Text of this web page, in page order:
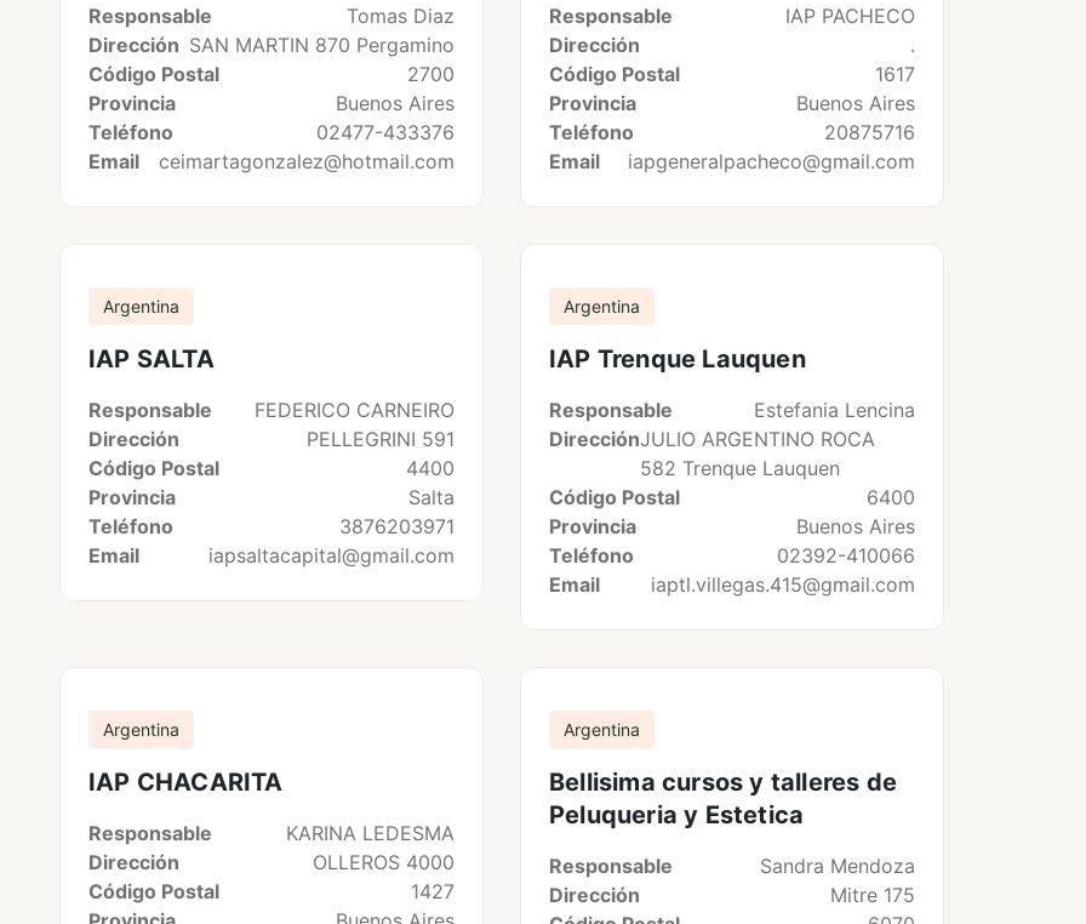
Responsable
Tomas Diaz
Dirección SAN MARTIN 870 Pergamino
Código Postal
2700
Provincia
Buenos Aires
Teléfono
02477-433376
Email
ceimartagonzalez@hotmail.com
Responsable
IAP PACHECO
Dirección
.
Código Postal
1617
Provincia
Buenos Aires
Teléfono
20875716
Email
iapgeneralpacheco@gmail.com
Argentina
IAP SALTA
Responsable
FEDERICO CARNEIRO
Dirección
PELLEGRINI 591
Código Postal
4400
Provincia
Salta
Teléfono
3876203971
Email
iapsaltacapital@gmail.com
Argentina
IAP Trenque Lauquen
Responsable
Estefania Lencina
DirecciónJULIO ARGENTINO ROCA
582 Trenque Lauquen
Código Postal
6400
Provincia
Buenos Aires
Teléfono
02392-410066
Email
iaptl.villegas.415@gmail.com
Argentina
IAP CHACARITA
Responsable
KARINA LEDESMA
Dirección
OLLEROS 4000
Código Postal
1427
Argentina
Bellisima cursos y talleres de
Peluqueria y Estetica
Responsable
Sandra Mendoza
Dirección
Mitre 175